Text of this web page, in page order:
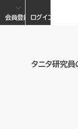
会員登録 ログイン
タニタ研究員